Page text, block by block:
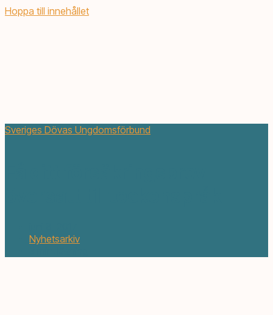
Hoppa till innehållet
Sveriges Dövas Ungdomsförbund
Nyhetsarkiv